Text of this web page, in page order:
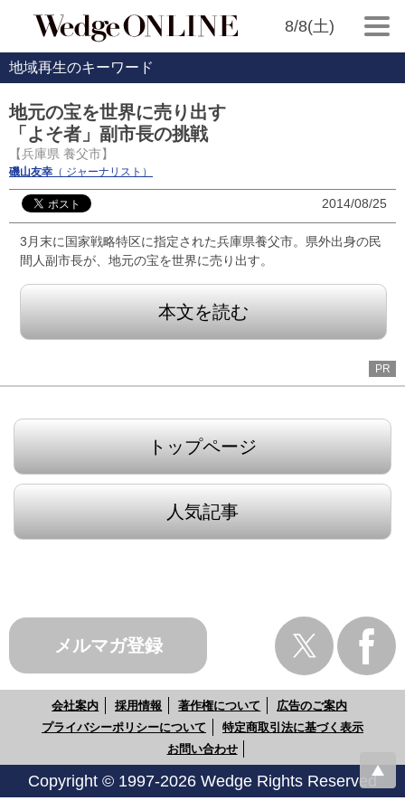
8/8(土)
地域再生のキーワード
地元の宝を世界に売り出す
「よそ者」副市長の挑戦
【兵庫県 養父市】
磯山友幸 （ ジャーナリスト）
2014/08/25
3月末に国家戦略特区に指定された兵庫県養父市。県外出身の民
間人副市長が、地元の宝を世界に売り出す。
本文を読む
PR
トップページ
人気記事
メルマガ登録
会社案内 採用情報 著作権について
広告のご案内
プライバシーポリシーについて
特定商取引法に基づく表示
お問い合わせ
Copyright © 1997-2026 Wedge Rights Reserved